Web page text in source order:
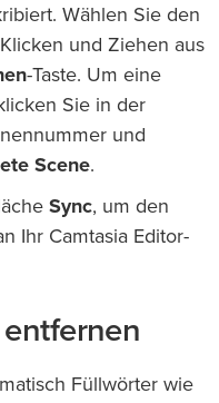
Wählen Sie den
und Ziehen aus
-Taste. Um eine
Sie in der
und
Scene.
Sync, um den
Ihr Camtasia Editor-
Füllwörter wie